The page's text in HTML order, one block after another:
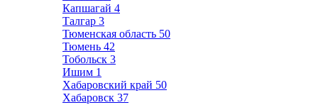
Капшагай 4
Талгар 3
Тюменская область 50
Тюмень 42
Тобольск 3
Ишим 1
Хабаровский край 50
Хабаровск 37